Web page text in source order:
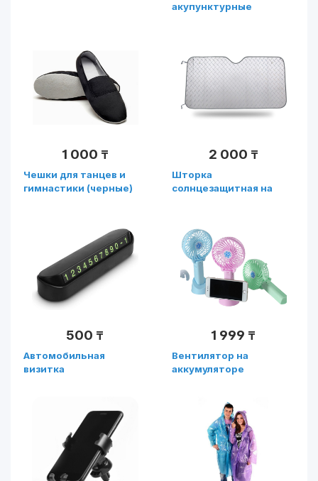
акупунктурные
1 000 ₸
Чешки для танцев и
гимнастики (черные)
2 000 ₸
Шторка
солнцезащитная на
500 ₸
Автомобильная
визитка
1 999 ₸
Вентилятор на
аккумуляторе